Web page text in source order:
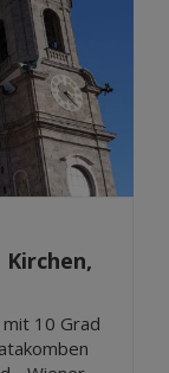
10 Grad